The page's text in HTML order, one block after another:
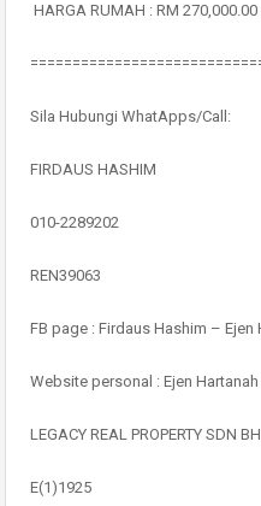
HARGA RUMAH : RM 270,000.00
Sila Hubungi WhatApps/Call:
FIRDAUS HASHIM
010-2289202
REN39063
FB page : Firdaus Hashim – Ejen
Website personal : Ejen
LEGACY REAL PROPERTY SDN
E(1)1925